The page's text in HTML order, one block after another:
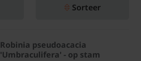
Sorteer
Robinia pseudoacacia
'Umbraculifera' - op stam